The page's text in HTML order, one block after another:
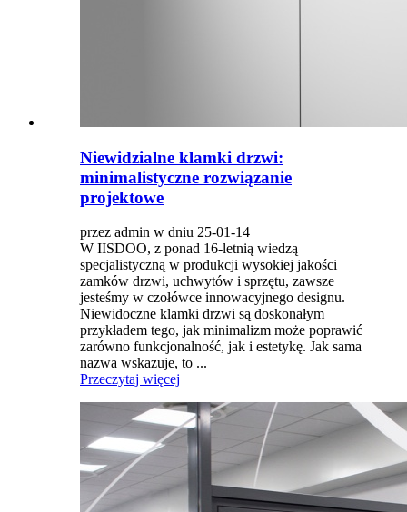
Niewidzialne klamki drzwi:
minimalistyczne rozwiązanie
projektowe
przez admin w dniu 25-01-14
W IISDOO, z ponad 16-letnią wiedzą
specjalistyczną w produkcji wysokiej jakości
zamków drzwi, uchwytów i sprzętu, zawsze
jesteśmy w czołówce innowacyjnego designu.
Niewidoczne klamki drzwi są doskonałym
przykładem tego, jak minimalizm może poprawić
zarówno funkcjonalność, jak i estetykę. Jak sama
nazwa wskazuje, to ...
Przeczytaj więcej